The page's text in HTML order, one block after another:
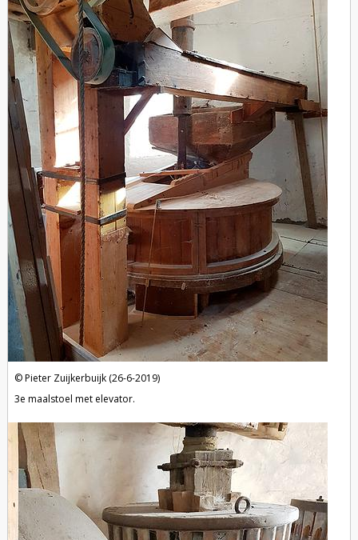
Pieter Zuijkerbuijk (26-6-2019)
3e maalstoel met elevator.